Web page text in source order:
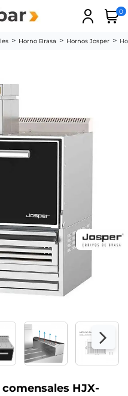
0
Horno Brasa Hornos Josper
HJX-